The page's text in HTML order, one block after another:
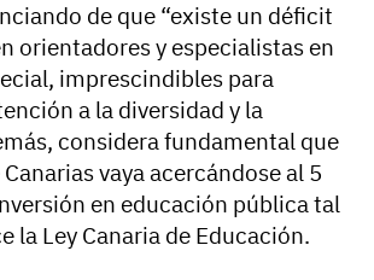
de que “existe un déficit
orientadores y especialistas en
imprescindibles para
a la diversidad y la
considera fundamental que
vaya acercándose al 5
en educación pública tal
la Ley Canaria de Educación.